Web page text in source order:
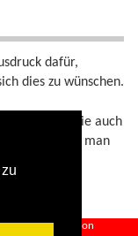
dafür,
dies zu wünschen.
sexuelle wie auch
begegnet man
09/12 13:43 von